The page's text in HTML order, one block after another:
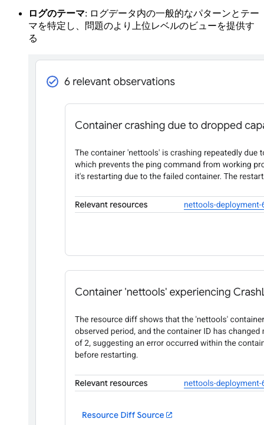
ログのテーマ: ログデータ内の一般的なパターンとテー
マを特定し、問題のより上位レベルのビューを提供す
る